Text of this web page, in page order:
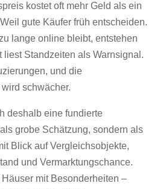
kostet oft mehr Geld als ein
gute Käufer früh entscheiden.
lange online bleibt, entstehen
liest Standzeiten als Warnsignal.
und die
schwächer.
deshalb eine fundierte
grobe Schätzung, sondern als
Blick auf Vergleichsobjekte,
und Vermarktungschance.
mit Besonderheiten –